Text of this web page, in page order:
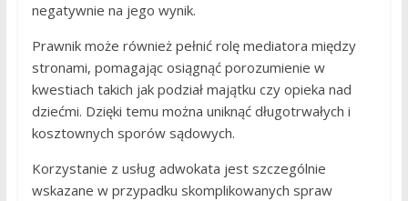
negatywnie na jego wynik.
Prawnik może również pełnić rolę mediatora między
stronami, pomagając osiągnąć porozumienie w
kwestiach takich jak podział majątku czy opieka nad
dziećmi. Dzięki temu można uniknąć długotrwałych i
kosztownych sporów sądowych.
Korzystanie z usług adwokata jest szczególnie
wskazane w przypadku skomplikowanych spraw